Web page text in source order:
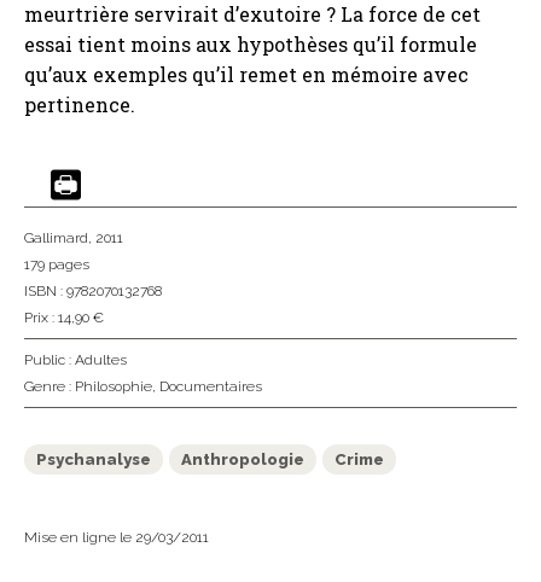
meurtrière servirait d’exutoire ? La force de cet
essai tient moins aux hypothèses qu’il formule
qu’aux exemples qu’il remet en mémoire avec
pertinence.
Gallimard, 2011
179 pages
ISBN : 9782070132768
Prix : 14,90 €
Public : Adultes
Genre : Philosophie, Documentaires
Psychanalyse Anthropologie Crime
Mise en ligne le 29/03/2011